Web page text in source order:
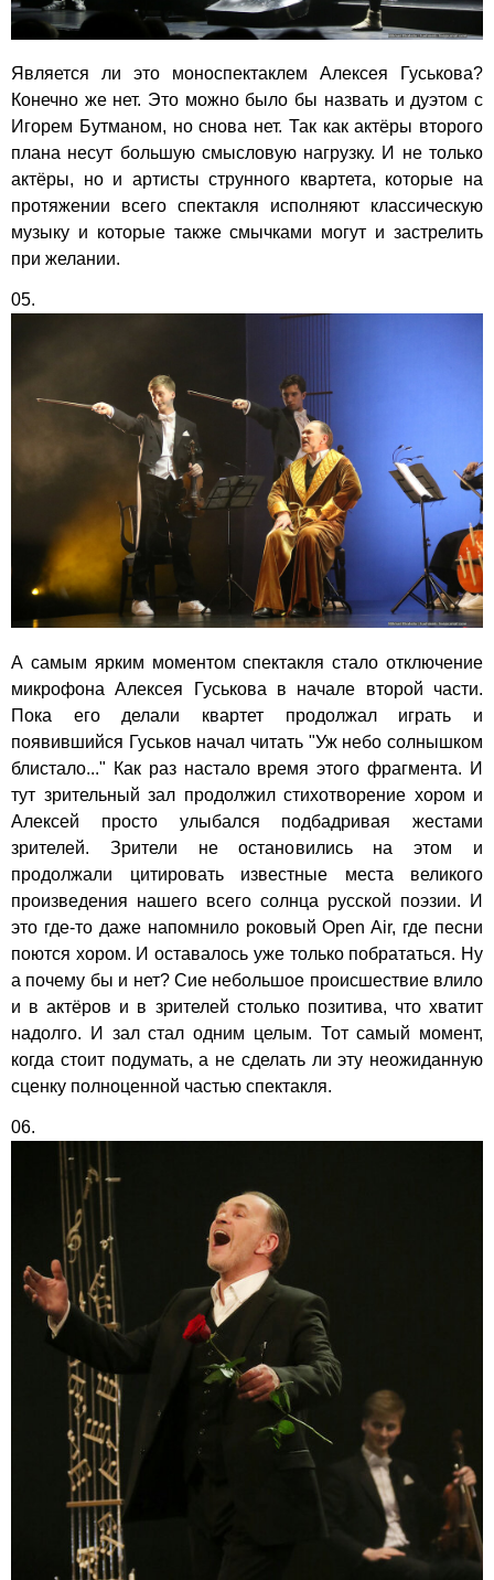
Является ли это моноспектаклем Алексея Гуськова?
Конечно же нет. Это можно было бы назвать и дуэтом с
Игорем Бутманом, но снова нет. Так как актёры второго
плана несут большую смысловую нагрузку. И не только
актёры, но и артисты струнного квартета, которые на
протяжении всего спектакля исполняют классическую
музыку и которые также смычками могут и застрелить
при желании.
05.
А самым ярким моментом спектакля стало отключение
микрофона Алексея Гуськова в начале второй части.
Пока его делали квартет продолжал играть и
появившийся Гуськов начал читать "Уж небо солнышком
блистало..." Как раз настало время этого фрагмента. И
тут зрительный зал продолжил стихотворение хором и
Алексей просто улыбался подбадривая жестами
зрителей. Зрители не остановились на этом и
продолжали цитировать известные места великого
произведения нашего всего солнца русской поэзии. И
это где-то даже напомнило роковый Open Air, где песни
поются хором. И оставалось уже только побрататься. Ну
а почему бы и нет? Сие небольшое происшествие влило
и в актёров и в зрителей столько позитива, что хватит
надолго. И зал стал одним целым. Тот самый момент,
когда стоит подумать, а не сделать ли эту неожиданную
сценку полноценной частью спектакля.
06.